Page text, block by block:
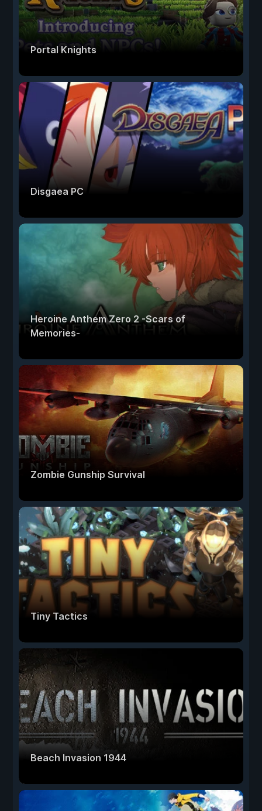
Portal Knights
Disgaea PC
Heroine Anthem Zero 2 -Scars of
Memories-
Zombie Gunship Survival
Tiny Tactics
Beach Invasion 1944